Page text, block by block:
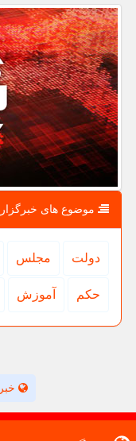
موضوع های
دولت مجلس
حكم آموزش